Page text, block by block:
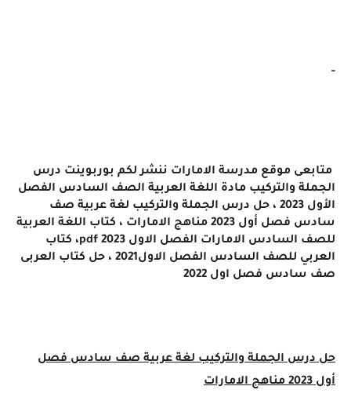
-
متابعى موقع مدرسة الامارات ننشر لكم بوربوينت درس
الجملة والتركيب مادة اللغة العربية الصف السادس الفصل
الأول 2023 ، حل
درس الجملة والتركيب لغة عربية صف
سادس فصل أول 2023 مناهج الامارات
، كتاب اللغة العربية
للصف السادس الامارات الفصل الاول 2023 pdf، كتاب
العربي للصف السادس الفصل الاول2021 ، حل كتاب العربى
صف سادس فصل اول 2022
حلدرس الجملة والتركيبلغة عربية صف سادس فصل
أول 2023 مناهج الامارات